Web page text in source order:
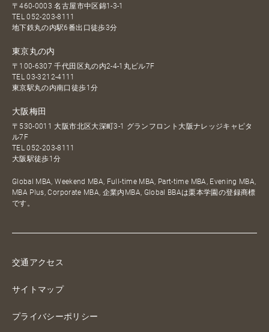
〒460-0003 名古屋市中区錦1-3-1
TEL052-203-8111
地下鉄丸の内駅6番出口徒歩3分
東京丸の内
〒100-6307 千代田区丸の内2-4-1丸ビル7F
TEL03-3212-4111
東京駅丸の内南口徒歩1分
大阪梅田
〒530-0011 大阪市北区大深町3-1 グランフロント大阪ナレッジキャピタ
ル7F
TEL052-203-8111
大阪駅徒歩1分
Global MBA, Weekend MBA, Full-time MBA, Part-time MBA, Evening MBA,
MBA Plus, Corporate MBA, 企業内MBA, Global BBAは栗本学園の登録商標
です。
交通アクセス
サイトマップ
プライバシーポリシー